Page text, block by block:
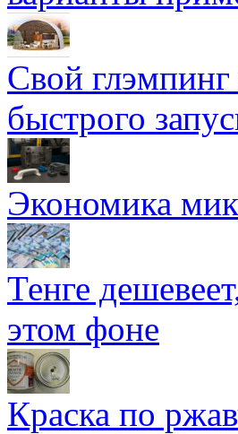
Свой
быстрого
Экономика
Тенге
этом фоне
Краска по